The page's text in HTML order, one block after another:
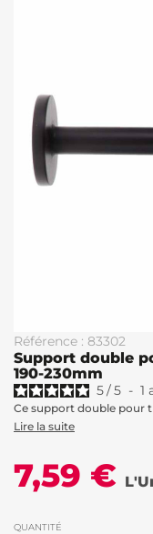
Référence : 83302
Support double
190-230mm
5/5 - 1
Ce support double pour
Lire la suite
7,59 €
QUANTITÉ